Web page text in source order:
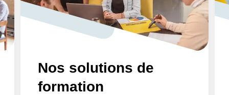
Nos solutions de
formation